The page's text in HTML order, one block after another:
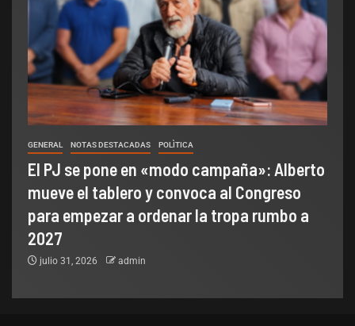
GENERAL NOTAS DESTACADAS POLÌTICA
El PJ se pone en «modo campaña»: Alberto
mueve el tablero y convoca al Congreso
para empezar a ordenar la tropa rumbo a
2027
julio 31, 2026 admin